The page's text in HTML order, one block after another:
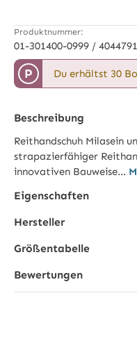
Produktnummer:
01-301400-0999 /
P Du erhältst 30
Beschreibung
Reithandschuh Milas​​​​​​ein
strapazierfähiger
innovativen Bauweise…
Eigenschaften
Hersteller
Größentabelle
Bewertungen